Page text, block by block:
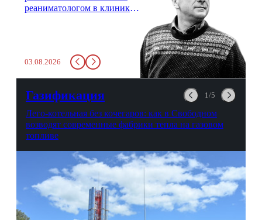
реаниматологом в клинике
стажем о жизни, смерти
душе и духе. Откровенно о
03.08.2026
Газификация 1/5
Лего-котельная без кочегаров: как в Свободном
возводят современные фабрики тепла на газовом
топливе